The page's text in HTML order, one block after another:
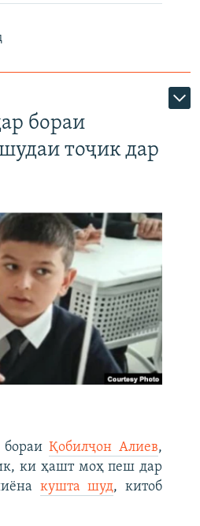
бораи
тоҷик дар
бораиҚобилҷон Алиев,
ки ҳашт моҳ пеш дар
кушта шуд, китоб